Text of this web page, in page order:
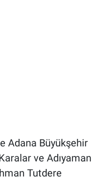
Adana Büyükşehir
ve Adıyaman
Tutdere